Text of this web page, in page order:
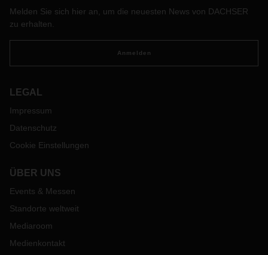
Melden Sie sich hier an, um die neuesten News von DACHSER
zu erhalten.
Anmelden
LEGAL
Impressum
Datenschutz
Cookie Einstellungen
ÜBER UNS
Events & Messen
Standorte weltweit
Mediaroom
Medienkontakt